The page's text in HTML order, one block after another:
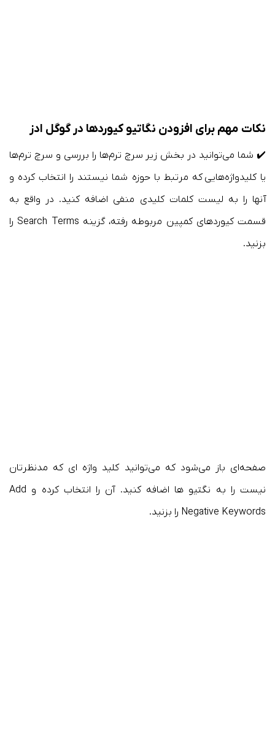
نکات مهم برای افزودن نگاتیو کیوردها در گوگل ادز
✔️ شما می‌توانید در بخش زیر سرچ ترم‌ها را بررسی و سرچ ترم‌ها
یا کلیدواژه‌هایی که مرتبط با حوزه شما نیستند را انتخاب کرده و
آنها را به لیست کلمات کلیدی منفی اضافه کنید. در واقع به
قسمت کیوردهای کمپین مربوطه رفته، گزینه Search Terms را
بزنید.
صفحه‌ای باز می‌شود که می‌توانید کلید واژه ای که مدنظرتان
نیست را به نگتیو ها اضافه کنید. آن را انتخاب کرده و Add
Negative Keywords را بزنید.